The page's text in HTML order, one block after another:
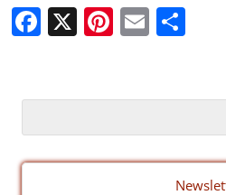
F
a
e
b
o
X Pi
nt
e
st
E
m
C
p
ar
tir